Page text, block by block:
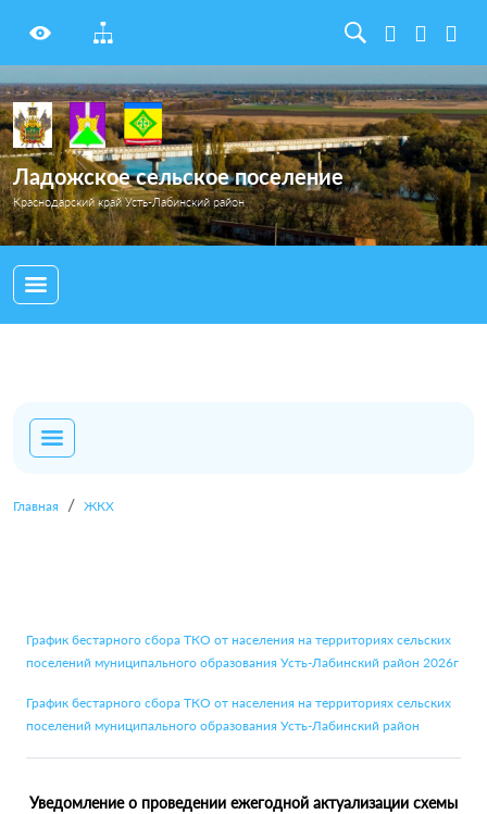
Ладожское сельское поселение
Краснодарский край Усть-Лабинский район
Главная ЖКХ
График бестарного сбора ТКО от населения на территориях сельских
поселений муниципального образования Усть-Лабинский район 2026г
График бестарного сбора ТКО от населения на территориях сельских
поселений муниципального образования Усть-Лабинский район
Уведомление о проведении ежегодной актуализации схемы